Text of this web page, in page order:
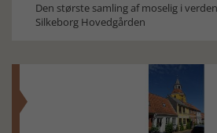
Den største samling af moselig i
Silkeborg Hovedgården